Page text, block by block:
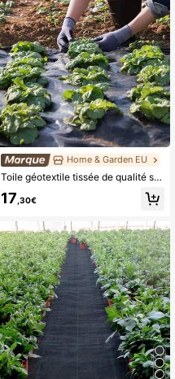
Home & Garden EU
Toile géotextile tissée de qualité supérieure, 91 cm x 152 m, haute perméabilité, idéale pour la pose sous gravier, les allées et les jardins.
17 ,30€